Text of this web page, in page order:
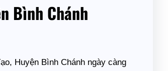
Bình Chánh
Huyện Bình Chánh ngày càng